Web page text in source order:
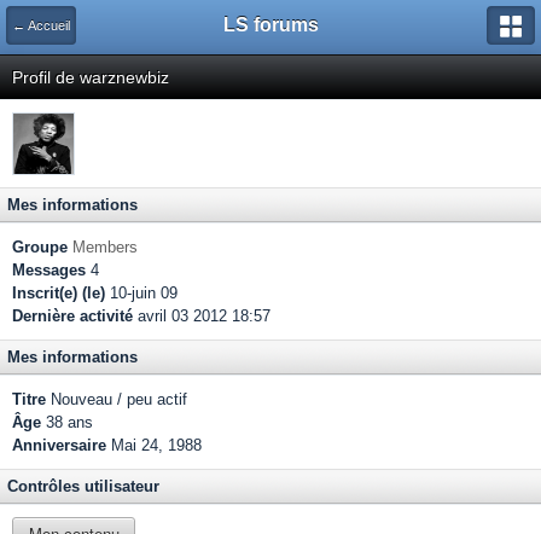
← Accueil LS forums
Profil de warznewbiz
Mes informations
Groupe Members
Messages 4
Inscrit(e) (le) 10-juin 09
Dernière activité avril 03 2012 18:57
Mes informations
Titre Nouveau / peu actif
Âge 38 ans
Anniversaire Mai 24, 1988
Contrôles utilisateur